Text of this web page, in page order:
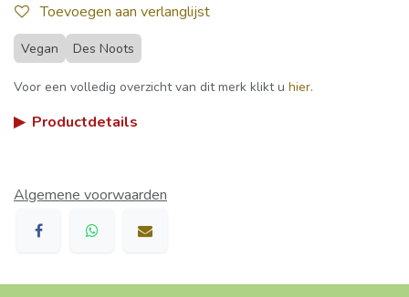
Toevoegen aan verlanglijst
Vegan Des Noots
Voor een volledig overzicht van dit merk klikt u hier.
▶ Productdetails
Algemene voorwaarden